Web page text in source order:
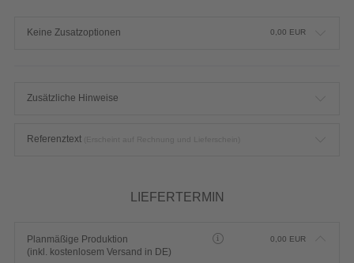
Keine Zusatzoptionen 0,00 EUR
Zusätzliche Hinweise
Referenztext
LIEFERTERMIN
Planmäßige Produktion
(inkl. kostenlosem Versand in DE)
0,00 EUR